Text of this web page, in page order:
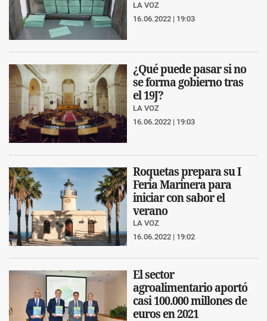
LA VOZ
16.06.2022 | 19:03
¿Qué puede pasar si no
se forma gobierno tras
el 19J?
LA VOZ
16.06.2022 | 19:03
Roquetas prepara su I
Feria Marinera para
iniciar con sabor el
verano
LA VOZ
16.06.2022 | 19:02
El sector
agroalimentario aportó
casi 100.000 millones de
euros en 2021